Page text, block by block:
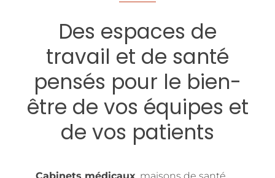
Des espaces de
travail et de santé
pensés pour le bien-
être de vos équipes et
de vos patients